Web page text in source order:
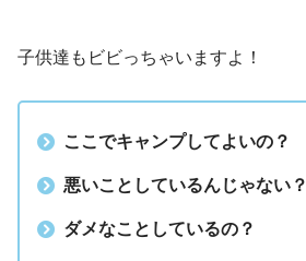
子供達もビビっちゃいますよ！
ここでキャンプしてよいの？
悪いことしているんじゃない？
ダメなことしているの？